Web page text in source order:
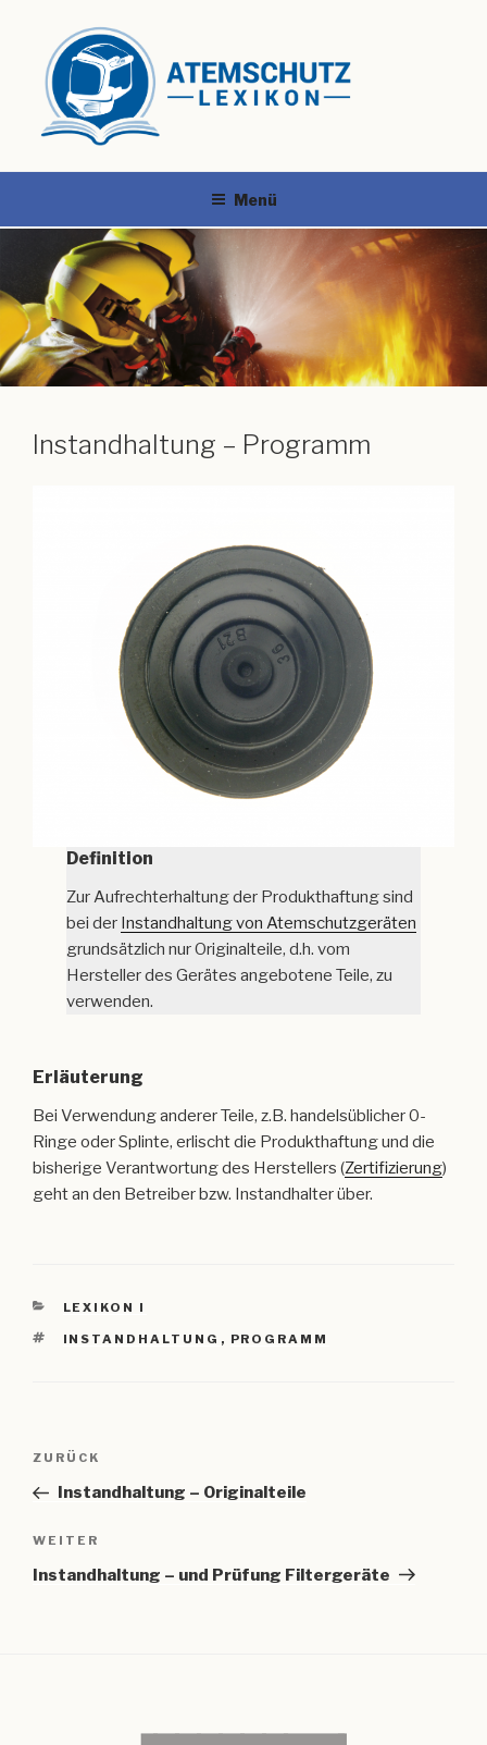
Menü
Instandhaltung – Programm
Definition
Zur Aufrechterhaltung der Produkthaftung sind
bei der Instandhaltung von Atemschutzgeräten
grundsätzlich nur Originalteile, d.h. vom
Hersteller des Gerätes angebotene Teile, zu
verwenden.
Erläuterung
Bei Verwendung anderer Teile, z.B. handelsüblicher 0-
Ringe oder Splinte, erlischt die Produkthaftung und die
bisherige Verantwortung des Herstellers (Zertifizierung)
geht an den Betreiber bzw. Instandhalter über.
KATEGORIEN
LEXIKON I
SCHLAGWÖRTER
INSTANDHALTUNG , PROGRAMM
Beitragsnavigation
Vorheriger
Beitrag
ZURÜCK
Instandhaltung – Originalteile
Nächster
Beitrag
WEITER
Instandhaltung – und Prüfung Filtergeräte